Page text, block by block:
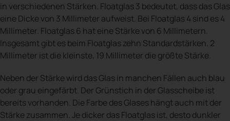
in verschiedenen Stärken. Floatglas 3 bedeutet, dass das Glas
eine Dicke von 3 Millimeter aufweist. Bei Floatglas 4 sind es 4
Millimeter. Floatglas 6 hat eine Stärke von 6 Millimetern.
Insgesamt gibt es beim Floatglas zehn Standardstärken. 2
Millimeter ist die kleinste, 19 Millimeter die größte Stärke.
Neben der Stärke wird das Glas in manchen Fällen auch blau
oder grau eingefärbt. Der Grünstich in der Glasscheibe ist
bereits vorhanden. Die Farbe des Glases hängt auch mit der
Stärke zusammen. Je dicker das Floatglas ist, desto dunkler